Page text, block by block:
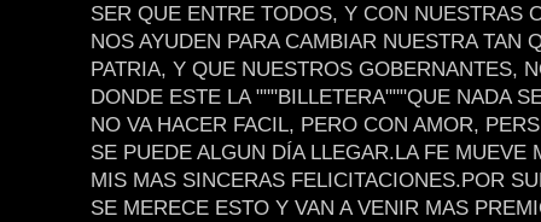
SER QUE ENTRE TODOS, Y CON NUESTRAS
NOS AYUDEN PARA CAMBIAR NUESTRA TAN
PATRIA, Y QUE NUESTROS GOBERNANTES,
DONDE ESTE LA """BILLETERA"""QUE NADA
NO VA HACER FACIL, PERO CON AMOR,
SE PUEDE ALGUN DÍA LLEGAR.LA FE MUEVE
MIS MAS SINCERAS FELICITACIONES.POR
SE MERECE ESTO Y VAN A VENIR MAS